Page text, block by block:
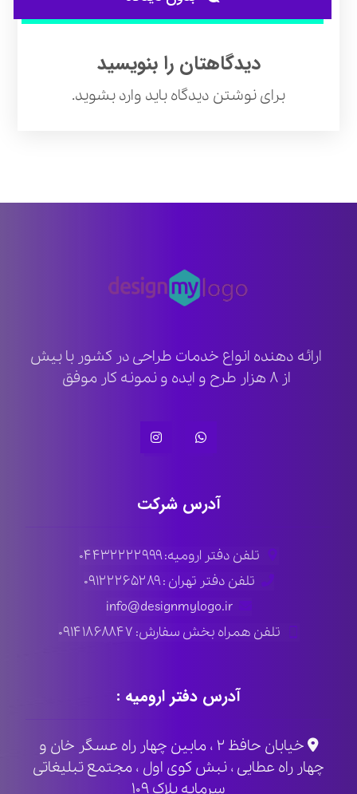
دیدگاهتان را بنویسید
برای نوشتن دیدگاه باید وارد بشوید.
ارائه دهنده انواع خدمات طراحی در کشور با بیش
از ۸ هزار طرح و ایده و نمونه کار موفق
آدرس شرکت
تلفن دفتر ارومیه: ۰۴۴۳۲۲۲۲۹۹۹
تلفن دفتر تهران : ۰۹۱۲۲۲۶۵۲۸۹
info@designmylogo.ir
تلفن همراه بخش سفارش: ۰۹۱۴۱۸۶۸۸۴۷
آدرس دفتر ارومیه :
خیابان حافظ ۲ ، مابین چهار راه عسگر خان و
چهار راه عطایی ، نبش کوی اول ، مجتمع تبلیغاتی
سرمایه پلاک ۱۰۹